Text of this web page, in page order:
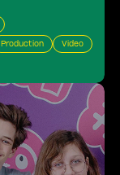
Production Video